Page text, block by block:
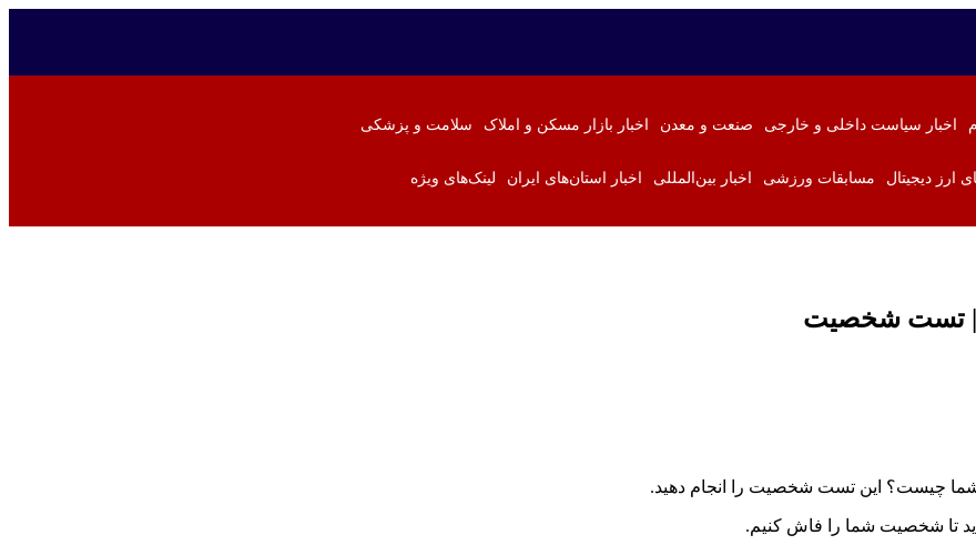
اخبار سیاست داخلی و خارجی صنعت و معدن اخبار بازار مسکن و املاک سلامت و پزشکی
ارز دیجیتال مسابقات ورزشی اخبار بین‌المللی اخبار استان‌های ایران لینک‌های ویژه
| تست شخصیت
شما چیست؟ این تست شخصیت را انجام دهید.